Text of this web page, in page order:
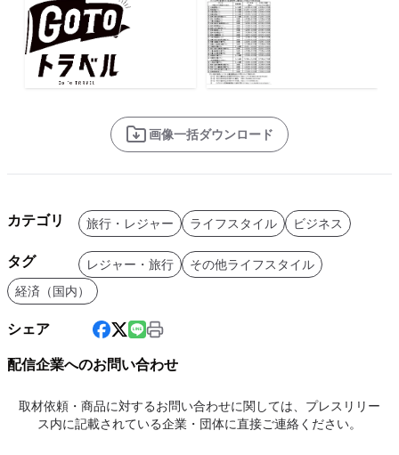
画像一括ダウンロード
カテゴリ 旅行・レジャー ライフスタイル ビジネス
タグ レジャー・旅行
その他ライフスタイル
経済（国内）
シェア
配信企業へのお問い合わせ
取材依頼・商品に対するお問い合わせに関しては、プレスリリー
ス内に記載されている企業・団体に直接ご連絡ください。